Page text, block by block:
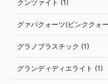
クンツァイト (1)
グァバクォーツ(ピンククォ
グラノブラスチック (1)
グランディディエライト (1)